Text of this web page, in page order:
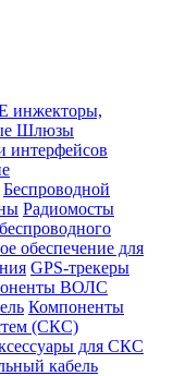
инжекторы,
Шлюзы
интерфейсов
Беспроводной
Радиомосты
обеспечение для
GPS-трекеры
ВОЛС
Компоненты
(СКС)
для СКС
кабель